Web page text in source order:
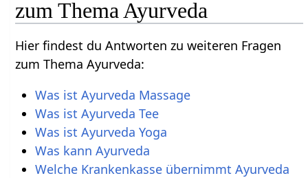
zum Thema Ayurveda
Hier findest du Antworten zu weiteren Fragen
zum Thema Ayurveda:
Was ist Ayurveda Massage
Was ist Ayurveda Tee
Was ist Ayurveda Yoga
Was kann Ayurveda
Welche Krankenkasse übernimmt Ayurveda